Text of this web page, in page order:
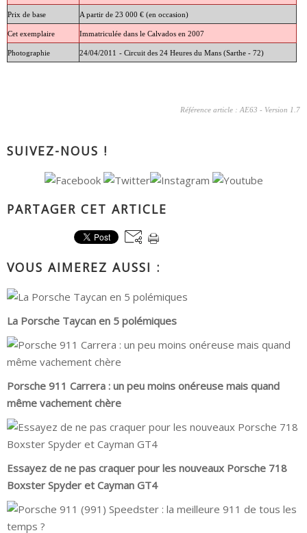
Prix de base A partir de 23 000 € (en occasion)
Cet exemplaire Immatriculée dans le Calvados en 2007
Photographie 24/04/2011 - Circuit des 24 Heures du Mans (Sarthe - 72)
Référence article : AE63 - Version 1.7
SUIVEZ-NOUS !
PARTAGER CET ARTICLE
VOUS AIMEREZ AUSSI :
La Porsche Taycan en 5 polémiques
Porsche 911 Carrera : un peu moins onéreuse mais quand
même vachement chère
Essayez de ne pas craquer pour les nouveaux Porsche 718
Boxster Spyder et Cayman GT4